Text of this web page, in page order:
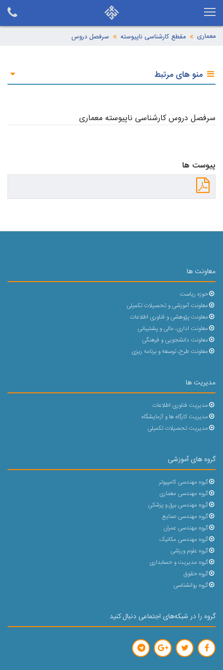
معماری مقطع کارشناسی ناپیوسته سرفصل دروس
منو های مرتبط
سرفصل دروس کارشناسی ناپیوسته معماری
پیوست ها
معاونت ها
حوزه ریاست
معاونت آموزشی و تحصیلات تکمیلی
معاونت پژوهشی و فناوری اطلاعات
معاونت اداری، مالی و پشتیبانی
معاونت دانشجویی و فرهنگی
معاونت طرح، توسعه و برنامه ریزی
مدیریت ها
مدیریت فناوری اطلاعات
مدیریت کارگاه ها و آزمایشگاه
مدیریت تحصیلات تکمیلی
گروه های آموزشی
گروه مهندسی کامپیوتر
گروه مهندسی معماری
گروه مهندسی برق و پزشکی
گروه مهندسی صنایع
گروه مهندسی عمران
گروه مهندسی مکانیک
گروه علوم ورزشی
گروه مدیریت و حسابداری
گروه حقوق
گروه روانشناسی
گروه را در شبکه‌های اجتماعی دنبال کنید